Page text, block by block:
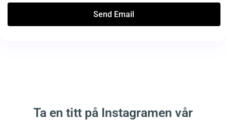
Send Email
Ta en titt på Instagramen vår